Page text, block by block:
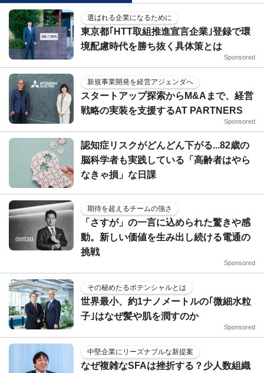
選ばれる企業になるために
東京都｢HTT取組推進宣言企業｣登録で環
境配慮時代を勝ち抜く具体策とは
Sponsored
新規事業開発を経営アジェンダへ
スタートアップ探索からM&Aまで、経営
戦略の実装を支援するAT PARTNERS
Sponsored
認知症リスクがどんどん下がる...82歳の
脳科学者も実践している「高齢者はやら
なきゃ損」な日課
期待を超えるチームの強さ
「さすが」の一言に込められた驚きや感
動。新しい価値を生み出し続ける電通の
挑戦
Sponsored
その秘めたるポテンシャルとは
世界最小、約1ナノメートルの｢微細水粒
子｣はなぜ髪や肌を潤すのか
Sponsored
中堅企業にリーズナブルな新提案
なぜ複雑なSFAは挫折する？少人数組織